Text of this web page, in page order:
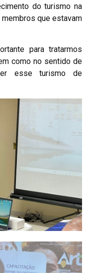
do turismo na
que estavam
para tratarmos
como no sentido de
esse turismo de